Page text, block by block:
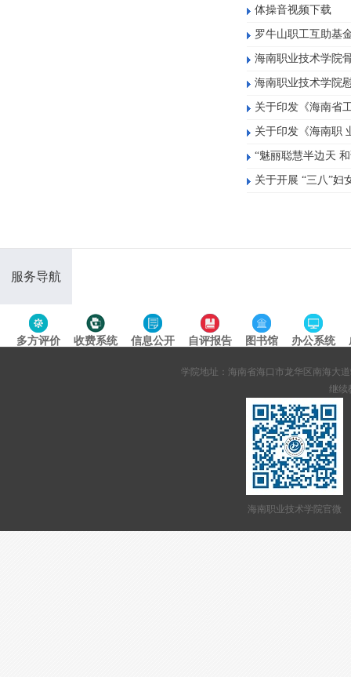
体操音视频下载
罗牛山职工互助基
海南职业技术学院
海南职业技术学院
关于印发《海南省
关于印发《海南职
“魅丽聪慧半边天
关于开展 “三八”妇
服务导航
多方评价 收费系统 信息公开 自评报告 图书馆 办公系统
学院地址：海南省海口市龙华区南海大道
继续
海南职业技术学院官微